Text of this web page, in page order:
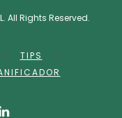
All Rights Reserved.
TIPS